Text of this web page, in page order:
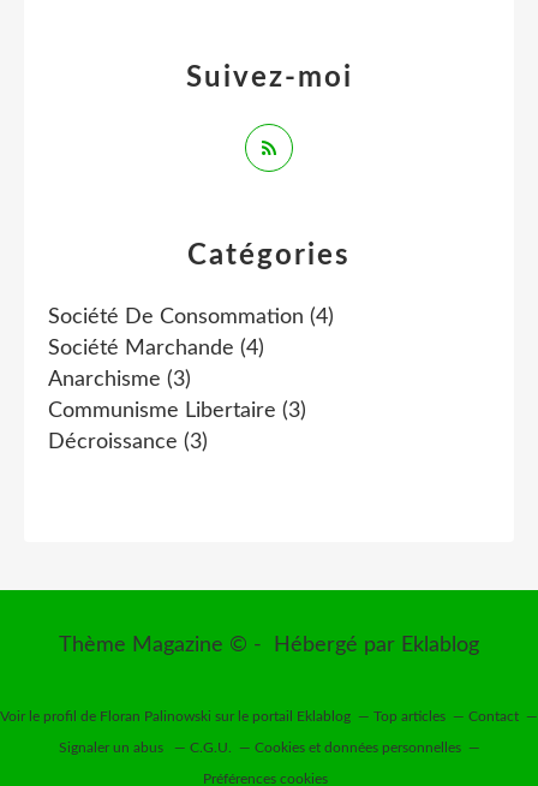
Catégories
Société De Consommation (4)
Société Marchande (4)
Anarchisme (3)
Communisme Libertaire (3)
Décroissance (3)
Suivez-moi
Thème Magazine © - Hébergé par Eklablog
Voir le profil de Floran Palinowski sur le portail Eklablog Top articles Contact
Signaler un abus C.G.U. Cookies et données personnelles
Préférences cookies